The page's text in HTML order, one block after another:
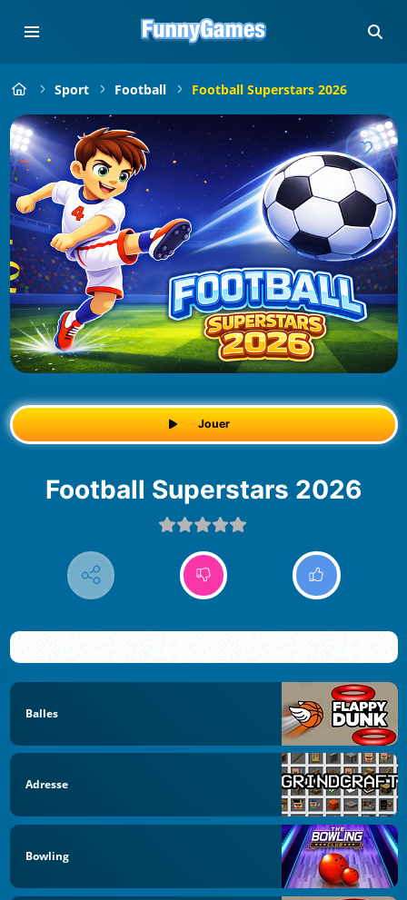
Sport Football Football Superstars 2026
Jouer
Football Superstars 2026
Balles
Adresse
Bowling